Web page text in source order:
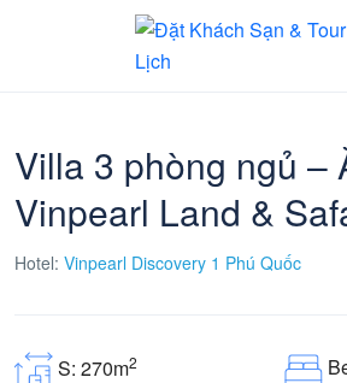
Villa 3 phòng ngủ –
Vinpearl Land &
Hotel: Vinpearl Discovery 1 Phú Quốc
S: 270m2